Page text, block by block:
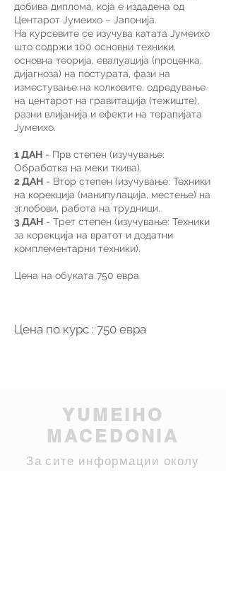
добива диплома, која е издадена од
Центарот Јумеихо – Јапонија.
На курсевите се изучува катата Јумеихо
што содржи 100 основни техники,
основна теорија, евалуација (проценка,
дијагноза) на постурата, фази на
изместување на колковите, одредување
на центарот на гравитација (тежиште),
разни влијанија и ефекти на терапијата
Јумеихо.
1 ДАН - Прв степен (изучување:
Обработка на меки ткива).
2 ДАН - Втор степен (изучување: Техники
на корекција (манипулација, местење) на
зглобови, работа на трудници.
3 ДАН - Трет степен (изучување: Техники
за корекција на вратот и додатни
комплементарни техники).
Цена на обуката 750 евра
Цена по курс : 750 евра
YUMEIHO
MACEDONIA
За сите информации околу